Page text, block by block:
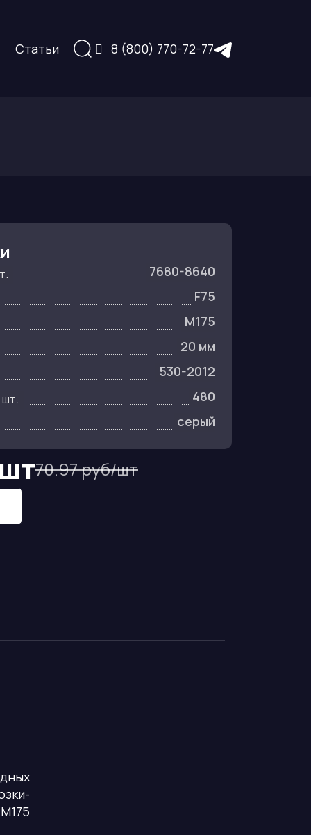
Статьи 8 (800) 770-72-77
7680-8640
F75
M175
20 мм
530-2012
480
серый
70.97 руб/шт